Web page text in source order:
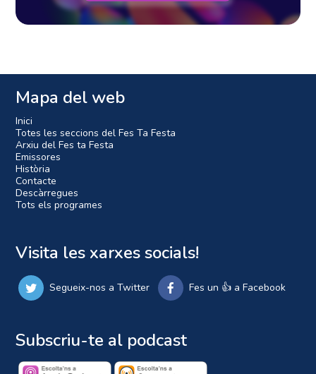
Mapa del web
Inici
Totes les seccions del Fes Ta Festa
Arxiu del Fes ta Festa
Emissores
Història
Contacte
Descàrregues
Tots els programes
Visita les xarxes socials!
Segueix-nos a Twitter Fes un 👍 a Facebook
Subscriu-te al podcast